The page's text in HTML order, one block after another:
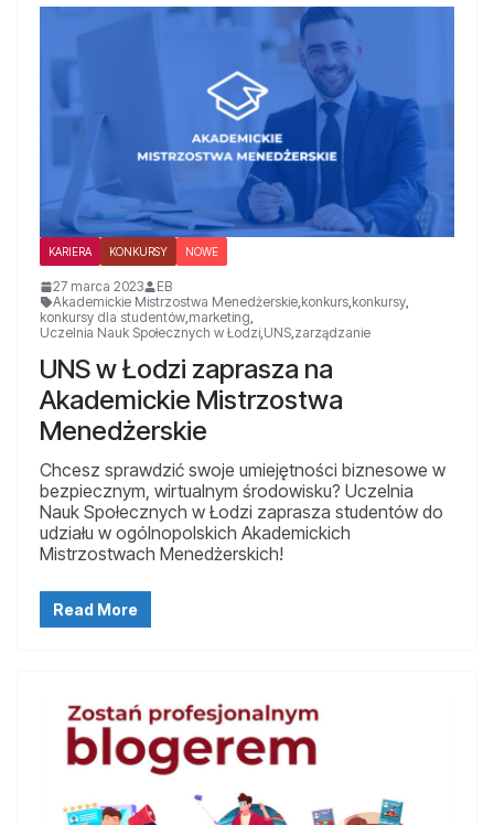
KARIERA KONKURSY NOWE
27 marca 2023
EB
Akademickie Mistrzostwa Menedżerskie,konkurs,konkursy,
konkursy dla studentów,marketing,
Uczelnia Nauk Społecznych w Łodzi,UNS,zarządzanie
UNS w Łodzi zaprasza na
Akademickie Mistrzostwa
Menedżerskie
Chcesz sprawdzić swoje umiejętności biznesowe w
bezpiecznym, wirtualnym środowisku? Uczelnia
Nauk Społecznych w Łodzi zaprasza studentów do
udziału w ogólnopolskich Akademickich
Mistrzostwach Menedżerskich!
Read More